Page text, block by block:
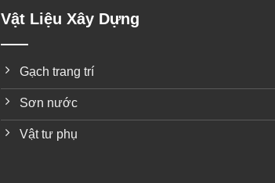
Vật Liệu Xây Dựng
Gạch trang trí
Sơn nước
Vật tư phụ